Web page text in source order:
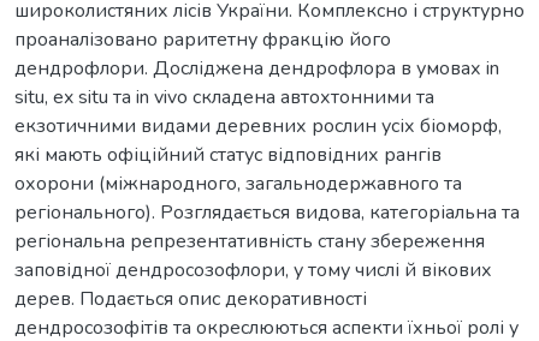
широколистяних лісів України. Комплексно і структурно
проаналізовано раритетну фракцію його
дендрофлори. Досліджена дендрофлора в умовах in
situ, ex situ та in vivo складена автохтонними та
екзотичними видами деревних рослин усіх біоморф,
які мають офіційний статус відповідних рангів
охорони (міжнародного, загальнодержавного та
регіонального). Розглядається видова, категоріальна та
регіональна репрезентативність стану збереження
заповідної дендросозофлори, у тому числі й вікових
дерев. Подається опис декоративності
дендросозофітів та окреслюються аспекти їхньої ролі у